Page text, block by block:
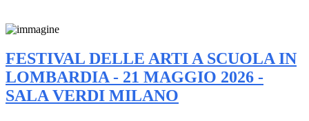
FESTIVAL DELLE ARTI A SCUOLA IN
LOMBARDIA - 21 MAGGIO 2026 -
SALA VERDI MILANO